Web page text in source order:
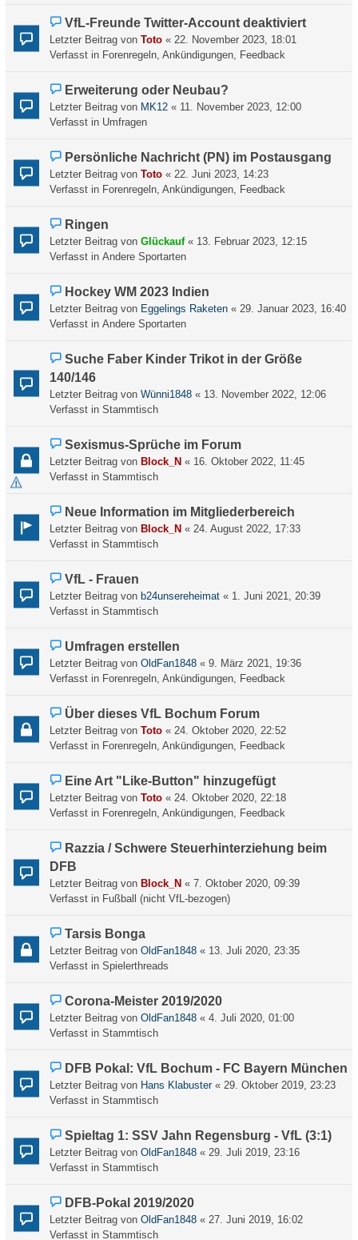
r
a
g
r
B
e
i
r
a
g
N
e
u
r
B
e
i
r
a
g
VfL-Freunde Twitter-Account deaktiviert
Letzter Beitrag von Toto « 22. November 2023, 18:01
Verfasst in Forenregeln, Ankündigungen, Feedback
N
e
u
r
B
e
i
r
a
g
Erweiterung oder Neubau?
Letzter Beitrag von MK12 « 11. November 2023, 12:00
Verfasst in Umfragen
N
e
u
r
B
e
i
r
a
g
Persönliche Nachricht (PN) im Postausgang
Letzter Beitrag von Toto « 22. Juni 2023, 14:23
Verfasst in Forenregeln, Ankündigungen, Feedback
N
e
u
r
B
e
i
r
a
g
Ringen
Letzter Beitrag von Glückauf« 13. Februar 2023, 12:15
Verfasst in Andere Sportarten
N
e
u
r
B
e
i
t
a
g
Hockey WM 2023 Indien
Letzter Beitrag von Eggelings Raketen « 29. Januar 2023, 16:40
Verfasst in Andere Sportarten
N
e
e
e
i
t
a
g
Suche Faber Kinder Trikot in der Größe
140/146
Letzter Beitrag von Wünni1848 « 13. November 2022, 12:06
Verfasst in Stammtisch
N
e
u
r
B
e
i
r
a
g
Sexismus-Sprüche im Forum
Letzter Beitrag von Block_N « 16. Oktober 2022, 11:45
Verfasst in Stammtisch
N
e
u
r
B
e
i
r
a
g
Neue Information im Mitgliederbereich
Letzter Beitrag von Block_N « 24. August 2022, 17:33
Verfasst in Stammtisch
N
e
u
r
B
e
i
r
a
g
VfL - Frauen
Letzter Beitrag von b24unsereheimat « 1. Juni 2021, 20:39
Verfasst in Stammtisch
N
e
u
r
B
e
i
r
a
g
Umfragen erstellen
Letzter Beitrag von OldFan1848 « 9. März 2021, 19:36
Verfasst in Forenregeln, Ankündigungen, Feedback
N
e
u
r
B
e
i
r
a
g
Über dieses VfL Bochum Forum
Letzter Beitrag von Toto « 24. Oktober 2020, 22:52
Verfasst in Forenregeln, Ankündigungen, Feedback
N
e
u
r
B
e
i
t
a
g
Eine Art "Like-Button" hinzugefügt
Letzter Beitrag von Toto « 24. Oktober 2020, 22:18
Verfasst in Forenregeln, Ankündigungen, Feedback
N
e
e
e
i
t
a
g
Razzia / Schwere Steuerhinterziehung beim
DFB
Letzter Beitrag von Block_N « 7. Oktober 2020, 09:39
Verfasst in Fußball (nicht VfL-bezogen)
N
e
u
r
B
e
i
r
a
g
Tarsis Bonga
Letzter Beitrag von OldFan1848 « 13. Juli 2020, 23:35
Verfasst in Spielerthreads
N
e
u
r
B
e
i
r
a
g
Corona-Meister 2019/2020
Letzter Beitrag von OldFan1848 « 4. Juli 2020, 01:00
Verfasst in Stammtisch
N
e
u
r
B
e
i
r
a
g
DFB Pokal: VfL Bochum - FC Bayern München
Letzter Beitrag von Hans Klabuster« 29. Oktober 2019, 23:23
Verfasst in Stammtisch
N
e
u
r
B
e
Spieltag 1: SSV Jahn Regensburg - VfL (3:1)
Letzter Beitrag von OldFan1848 « 29. Juli 2019, 23:16
Verfasst in Stammtisch
N
e
u
DFB-Pokal 2019/2020
Letzter Beitrag von OldFan1848 « 27. Juni 2019, 16:02
Verfasst in Stammtisch